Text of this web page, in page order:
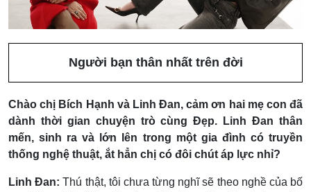
Người bạn thân nhất trên đời
Chào chị Bích Hạnh và Linh Đan, cảm ơn hai mẹ con đã
dành thời gian chuyện trò cùng Đẹp. Linh Đan thân
mến, sinh ra và lớn lên trong một gia đình có truyền
thống nghệ thuật, ắt hẳn chị có đôi chút áp lực nhỉ?
Linh Đan: Thú thật, tôi chưa từng nghĩ sẽ theo nghề của bố